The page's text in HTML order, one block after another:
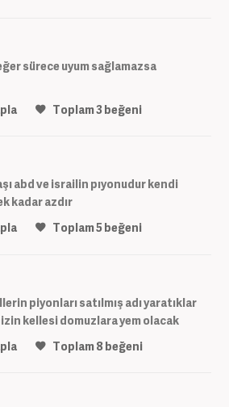
sürece uyum sağlamazsa
Toplam3beğeni
abd ve israilin pıyonudur kendi
kadar azdır
Toplam5beğeni
piyonları satılmış adı yaratıklar
kellesi domuzlara yem olacak
Toplam8beğeni